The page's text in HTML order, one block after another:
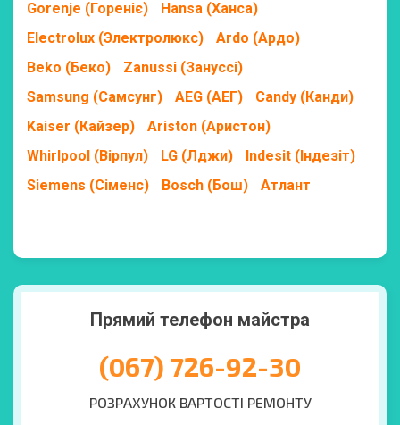
Gorenje (Гореніє)
Hansa (Ханса)
Electrolux (Электролюкс)
Ardo (Ардо)
Beko (Беко)
Zanussi (Зануссі)
Samsung (Самсунг)
AEG (АЕГ)
Candy (Канди)
Kaiser (Кайзер)
Ariston (Аристон)
Whirlpool (Вірпул)
LG (Лджи)
Indesit (Індезіт)
Siemens (Сіменс)
Bosch (Бош) Атлант
Прямий телефон майстра
(067) 726-92-30
РОЗРАХУНОК ВАРТОСТІ РЕМОНТУ